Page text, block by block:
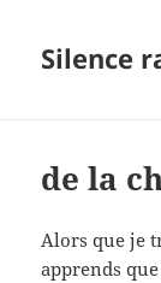
Silence
de la
Alors que je
apprends